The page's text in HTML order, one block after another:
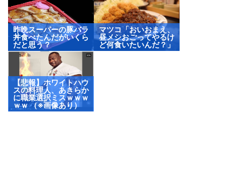
昨晩スーパーの豚バラ
丼食べたんだがいくら
だと思う？
マツコ「おいおまえ、
昼メシおごってやるけ
ど何食いたいんだ？」
【悲報】ホワイトハウ
スの料理人、あきらか
に職業選択ミスｗｗｗ
ｗｗ （※画像あり）